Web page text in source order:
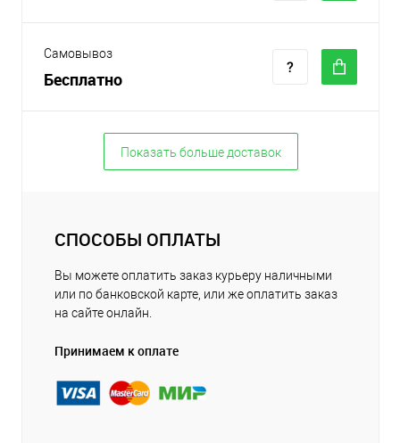
Самовывоз
Бесплатно
Показать больше доставок
СПОСОБЫ ОПЛАТЫ
Вы можете оплатить заказ курьеру наличными
или по банковской карте, или же оплатить заказ
на сайте онлайн.
Принимаем к оплате